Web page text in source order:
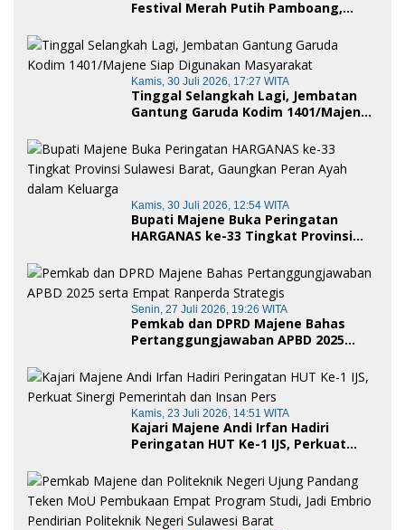
Festival Merah Putih Pamboang,
Royong dan Cinta Tanah Air
Kamis, 30 Juli 2026, 17:27 WITA
Tinggal Selangkah Lagi, Jembatan
Gantung Garuda Kodim 1401/Majene
Kamis, 30 Juli 2026, 12:54 WITA
Bupati Majene Buka Peringatan
HARGANAS ke-33 Tingkat Provinsi
Ayah dalam Keluarga
Senin, 27 Juli 2026, 19:26 WITA
Pemkab dan DPRD Majene Bahas
Pertanggungjawaban APBD 2025
Kamis, 23 Juli 2026, 14:51 WITA
Kajari Majene Andi Irfan Hadiri
Peringatan HUT Ke-1 IJS, Perkuat